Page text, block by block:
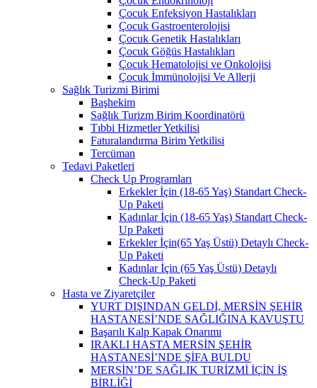
Çocuk Enfeksiyon Hastalıkları
Çocuk Gastroenterolojisi
Çocuk Genetik Hastalıkları
Çocuk Göğüs Hastalıkları
Çocuk Hematolojisi ve Onkolojisi
Çocuk İmmünolojisi Ve Allerji
Sağlık Turizmi Birimi
Başhekim
Sağlık Turizm Birim Koordinatörü
Tıbbi Hizmetler Yetkilisi
Faturalandırma Birim Yetkilisi
Tercüman
Tedavi Paketleri
Check Up Programları
Erkekler İçin (18-65 Yaş) Standart Check-
Up Paketi
Kadınlar İçin (18-65 Yaş) Standart Check-
Up Paketi
Erkekler İçin(65 Yaş Üstü) Detaylı Check-
Up Paketi
Kadınlar İçin (65 Yaş Üstü) Detaylı
Check-Up Paketi
Hasta ve Ziyaretçiler
YURT DIŞINDAN GELDİ, MERSİN ŞEHİR
HASTANESİ’NDE SAĞLIĞINA KAVUŞTU
Başarılı Kalp Kapak Onarımı
IRAKLI HASTA MERSİN ŞEHİR
HASTANESİ’NDE ŞİFA BULDU
MERSİN’DE SAĞLIK TURİZMİ İÇİN İŞ
BİRLİĞİ